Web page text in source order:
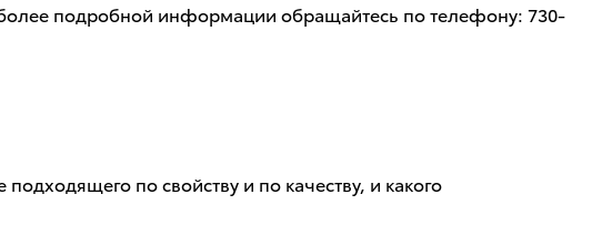
подробной информации обращайтесь по телефону: 730-
по свойству и по качеству, и какого